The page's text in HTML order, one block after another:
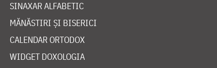
SINAXAR ALFABETIC
MĂNĂSTIRI ȘI BISERICI
CALENDAR ORTODOX
WIDGET DOXOLOGIA